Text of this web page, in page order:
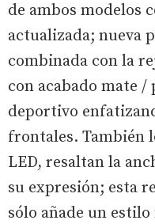
de ambos modelos
actualizada; nueva
combinada con la
con acabado mate
deportivo
frontales. También
LED, resaltan la
su expresión; esta
sólo añade un